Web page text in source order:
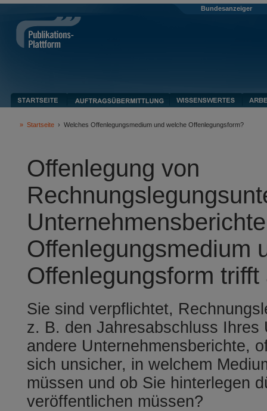
Bundesanzeiger
» Startseite › Welches Offenlegungsmedium und welche Offenlegungsform?
Offenlegung von
Offenlegungsmedium
Offenlegungsform
Sie sind verpflichtet,
z. B. den Jahresabschluss Ihres
andere Unternehmensberichte,
sich unsicher, in welchem
müssen und ob Sie hinterlegen
veröffentlichen müssen?